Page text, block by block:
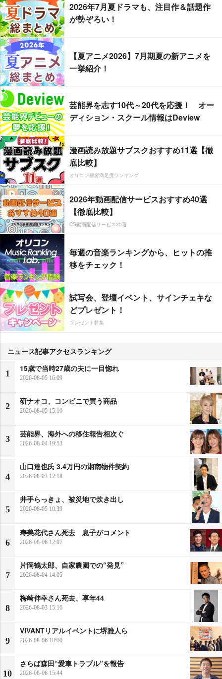
2026年7月夏ドラマも、注目作＆話題作
が勢ぞろい！
【夏アニメ2026】7月期夏の新アニメを
一挙紹介！
芸能界を志す10代～20代を応援！ オー
ディション・スクール情報はDeview
漫画読み放題サブスクおすすめ11選【徹
底比較】
オリコン顧客満足度ランキング
2026年動画配信サービスおすすめ40選
【徹底比較】
CS動画配信サービス20選
毎週の音楽ランキングから、ヒットの推
移をチェック！
試写会、登壇イベント、サインチェキな
どプレゼント！
プレゼント特集
ニュース記事アクセスランキング
1
15歳で当時27歳の夫に一目惚れ
2026-08-05 16:09
2
研ナオコ、コンビニで買う商品
2026-08-05 15:10
3
芸能界、海外への移住報告相次ぐ
2026-08-04 19:53
4
山口達也氏 3.4万円の湘南物件契約
2026-08-03 12:18
5
井手らっきょ、被災地で炊き出し
2026-08-05 10:39
6
寿美花代さん死去 息子がコメント
2026-08-06 12:07
7
片岡鶴太郎、自家農園での“発見”
2026-08-04 14:05
8
梅崎伸幸さん死去、享年44
2026-08-03 15:16
9
VIVANTリアルイベントに堺雅人ら
2026-08-06 18:00
10
さらば森田“愛車トラブル”を報告
2026-08-06 15:44